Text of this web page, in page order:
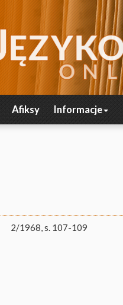
Afiksy Informacje
2/1968, s. 107-109